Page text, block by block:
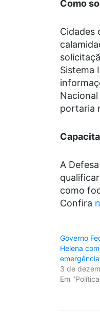
Como
Cidades
Sistema
portaria
A
como
Confira
Governo
Helena
3 de
Em